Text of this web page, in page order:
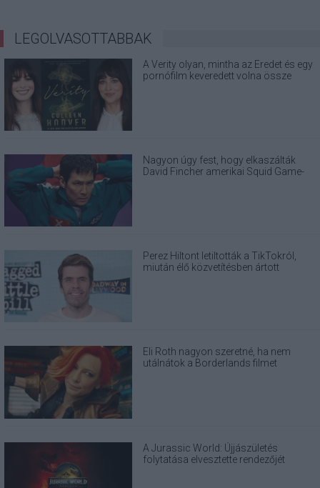
LEGOLVASOTTABBAK
A Verity olyan, mintha az Eredet és egy
pornófilm keveredett volna össze
Nagyon úgy fest, hogy elkaszálták
David Fincher amerikai Squid Game-
Perez Hiltont letiltották a TikTokról,
miután élő közvetítésben ártott
Eli Roth nagyon szeretné, ha nem
utálnátok a Borderlands filmet
A Jurassic World: Újjászületés
folytatása elvesztette rendezőjét